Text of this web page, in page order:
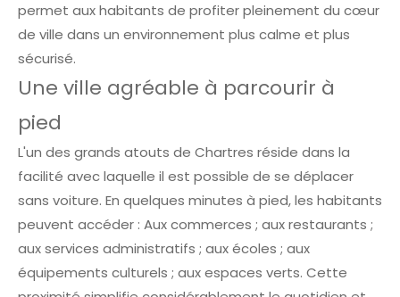
permet aux habitants de profiter pleinement du cœur
de ville dans un environnement plus calme et plus
sécurisé.
Une ville agréable à parcourir à
pied
L'un des grands atouts de Chartres réside dans la
facilité avec laquelle il est possible de se déplacer
sans voiture. En quelques minutes à pied, les habitants
peuvent accéder : Aux commerces ; aux restaurants ;
aux services administratifs ; aux écoles ; aux
équipements culturels ; aux espaces verts. Cette